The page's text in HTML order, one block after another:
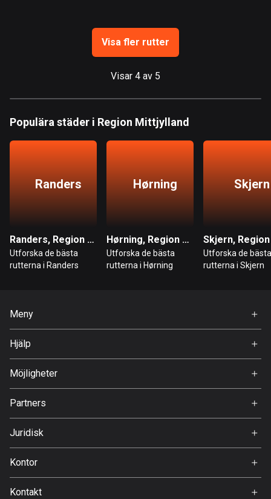
Costa Rica
Danmark
21419 rutter
Dominikanska republiken
Ecuador
Ekvatorialguinea
Visa fler rutter
Visar 4 av 5
Populära städer i Region Mittjylland
Randers
Randers, Region Mittjylland
Utforska de bästa
rutterna i Randers
Hørning
Hørning, Region Mittjylland
Utforska de bästa
rutterna i Hørning
Skjern
Utforska de bästa
rutterna i Skjern
Meny
Om Oss
Hjälp
Möjligheter
Partners
Juridisk
Kontor
412 63 Gothenburg
Kontakt